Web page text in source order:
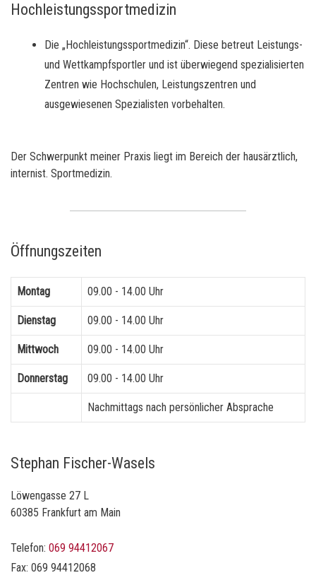
Hochleistungssportmedizin
Die „Hochleistungssportmedizin“. Diese betreut Leistungs-
und Wettkampfsportler und ist überwiegend spezialisierten
Zentren wie Hochschulen, Leistungszentren und
ausgewiesenen Spezialisten vorbehalten.
Der Schwerpunkt meiner Praxis liegt im Bereich der hausärztlich,
internist. Sportmedizin.
Öffnungszeiten
Montag 09.00 - 14.00 Uhr
Dienstag 09.00 - 14.00 Uhr
Mittwoch 09.00 - 14.00 Uhr
Donnerstag 09.00 - 14.00 Uhr
Nachmittags nach persönlicher Absprache
Stephan Fischer-Wasels
Löwengasse 27 L
60385 Frankfurt am Main
Telefon: 069 94412067
Fax: 069 94412068